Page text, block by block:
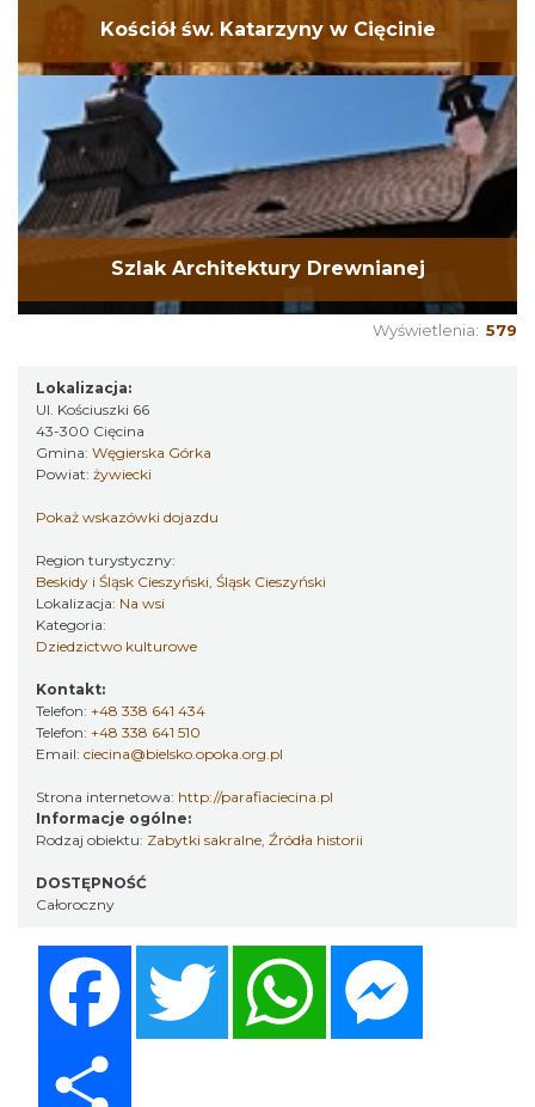
Kościół św. Katarzyny w Cięcinie
Szlak Architektury Drewnianej
Wyświetlenia: 579
Lokalizacja:
Ul. Kościuszki 66
43-300 Cięcina
Gmina: Węgierska Górka
Powiat: żywiecki
Pokaż wskazówki dojazdu
Region turystyczny:
Beskidy i Śląsk Cieszyński, Śląsk Cieszyński
Lokalizacja: Na wsi
Kategoria:
Dziedzictwo kulturowe
Kontakt:
Telefon: +48 338 641 434
Telefon: +48 338 641 510
Email: ciecina@bielsko.opoka.org.pl
Strona internetowa: http://parafiaciecina.pl
Informacje ogólne:
Rodzaj obiektu: Zabytki sakralne, Źródła historii
DOSTĘPNOŚĆ
Całoroczny
Twitter WhatsApp